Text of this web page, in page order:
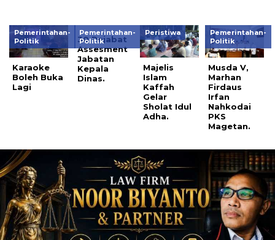
Pemerintahan-
Politik
Karaoke
Boleh Buka
Lagi
Pemerintahan-
Politik
30 Pejabat
Assesment
Jabatan
Kepala
Dinas.
Peristiwa
Majelis
Islam
Kaffah
Gelar
Sholat Idul
Adha.
Pemerintahan-
Politik
Musda V,
Marhan
Firdaus
Irfan
Nahkodai
PKS
Magetan.